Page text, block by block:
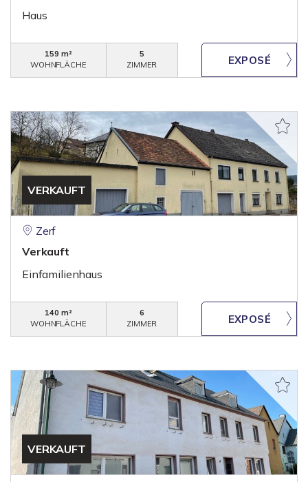
Haus
159 m²
WOHNFLÄCHE
5
ZIMMER
VERKAUFT
Zerf
Verkauft
Einfamilienhaus
140 m²
WOHNFLÄCHE
6
ZIMMER
VERKAUFT